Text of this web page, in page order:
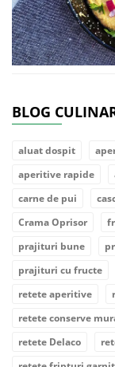
BLOG
aluat dospit
aperitive rapide
carne de pui
Crama Oprisor
prajituri bune
prajituri cu fructe
retete aperitive
retete conserve
retete Delaco